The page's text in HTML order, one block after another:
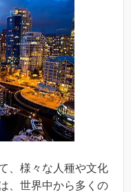
、様々な人種や文化
、世界中から多くの